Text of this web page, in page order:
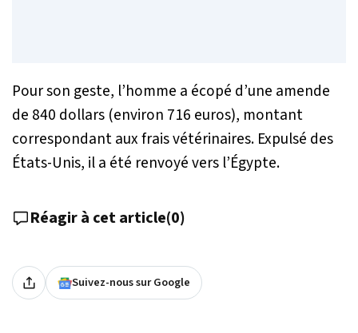
Pour son geste, l’homme a écopé d’une amende
de 840 dollars (environ 716 euros), montant
correspondant aux frais vétérinaires. Expulsé des
États-Unis, il a été renvoyé vers l’Égypte.
Réagir à cet article(0)
Suivez-nous sur Google